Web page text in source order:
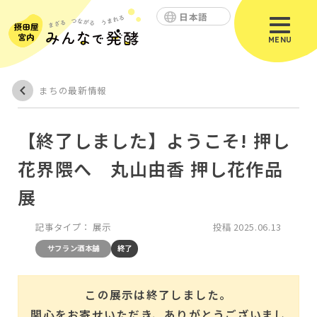
日本語
MENU
まちの最新情報
【終了しました】ようこそ! 押し
花界隈へ 丸山由香 押し花作品
展
記事タイプ：展示 投稿 2025.06.13
サフラン酒本舗 終了
この展示は終了しました。